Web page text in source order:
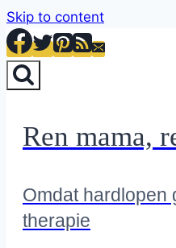
Skip to content
Ren mama,
Omdat hardlopen
therapie